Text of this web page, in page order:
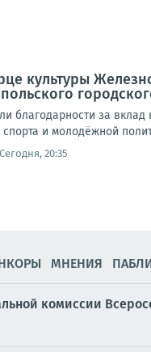
культуры
благодарности за вклад
спорта и молодёжной
Сегодня, 20:35
МНЕНИЯ
комиссии